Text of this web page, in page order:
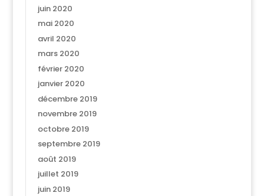
juin 2020
mai 2020
avril 2020
mars 2020
février 2020
janvier 2020
décembre 2019
novembre 2019
octobre 2019
septembre 2019
août 2019
juillet 2019
juin 2019